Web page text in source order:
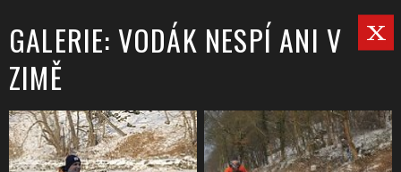
GALERIE: VODÁK NESPÍ ANI V
ZIMĚ